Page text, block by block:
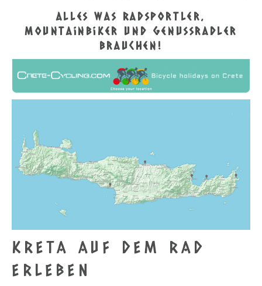
alles was Radsportler,
Mountainbiker und Genussradler
brauchen!
KRETA AUF DEM RAD
ERLEBEN